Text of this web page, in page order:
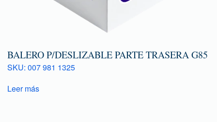
BALERO P/DESLIZABLE PARTE TRASERA G85
SKU: 007 981 1325
Leer más